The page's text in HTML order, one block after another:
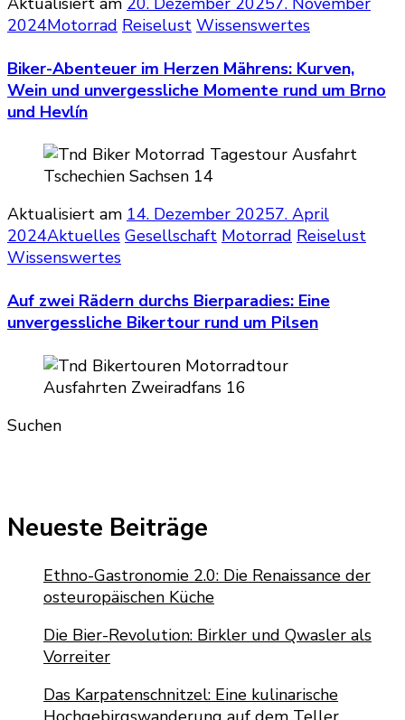
2024Motorrad Reiselust Wissenswertes
Biker-Abenteuer im Herzen Mährens: Kurven,
Wein und unvergessliche Momente rund um Brno
und Hevlín
Aktualisiert am 14. Dezember 20257. April
2024Aktuelles Gesellschaft Motorrad Reiselust
Wissenswertes
Auf zwei Rädern durchs Bierparadies: Eine
unvergessliche Bikertour rund um Pilsen
Suchen
Neueste Beiträge
Ethno-Gastronomie 2.0: Die Renaissance der
osteuropäischen Küche
Die Bier-Revolution: Birkler und Qwasler als
Vorreiter
Das Karpatenschnitzel: Eine kulinarische